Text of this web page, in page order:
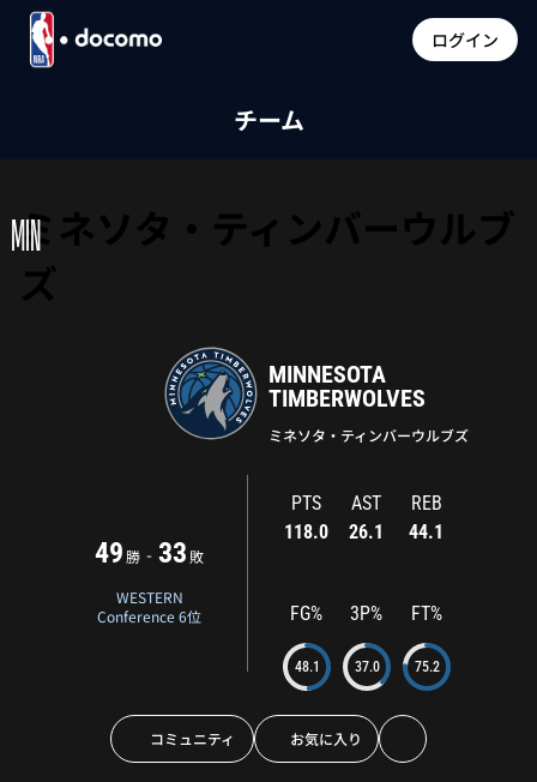
ログイン
チーム
ミネソタ・ティンバーウルブ
MIN
MINNESOTA
TIMBERWOLVES
ミネソタ・ティンバーウルブズ
49 勝 - 33 敗
WESTERN
Conference 6位
PTS
118.0
AST
26.1
REB
44.1
FG%
48.1
3P%
37.0
FT%
75.2
コミュニティ お気に入り